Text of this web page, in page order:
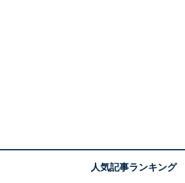
思った」（30代女性／福島県）